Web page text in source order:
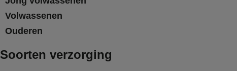
Volwassenen
Ouderen
Soorten verzorging